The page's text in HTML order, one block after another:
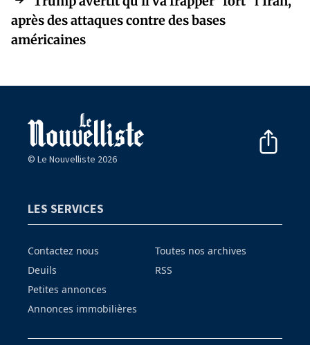
après des attaques contre des bases
américaines
© Le Nouvelliste 2026
LES SERVICES
Contactez nous
Deuils
Petites annonces
Annonces immobilières
Toutes nos archives
RSS